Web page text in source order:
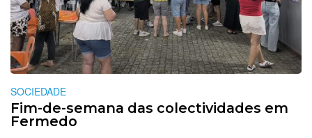
SOCIEDADE
Fim-de-semana das colectividades em
Fermedo